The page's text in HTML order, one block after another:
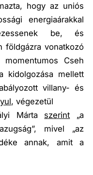
hogy az uniós
energiaárakkal
be, és
földgázra vonatkozó
Cseh
kidolgozása mellett
villany- és
, végezetül
Márta szerint
„a
, mivel „az
annak, amit a